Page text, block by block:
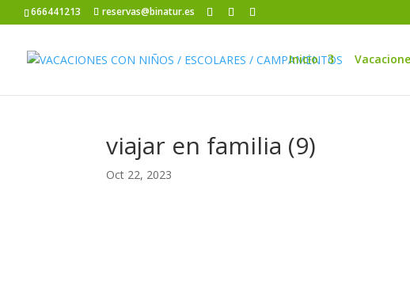
666441213 reservas@binatur.es
Inicio
viajar en familia (9)
Oct 22, 2023